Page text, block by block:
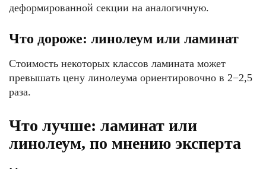
деформированной секции на аналогичную.
Что дороже: линолеум или ламинат
Стоимость некоторых классов ламината может
превышать цену линолеума ориентировочно в 2−2,5
раза.
Что лучше: ламинат или
линолеум, по мнению эксперта